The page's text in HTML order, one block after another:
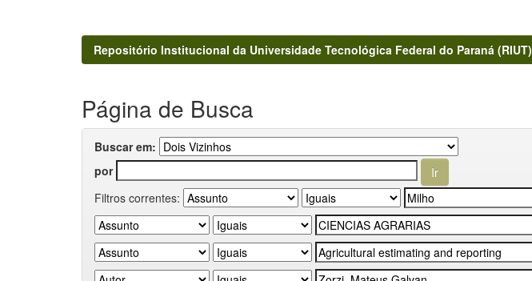
Repositório Institucional da Universidade Tecnológica Federal do Paraná (RIUT)
Página de Busca
Buscar em:
por
Filtros correntes: